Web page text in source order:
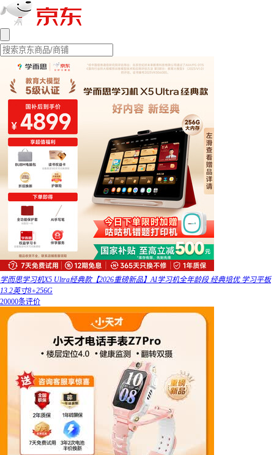
学而思学习机X5 Ultra经典款【2026重磅新品】AI学习机全年龄段 经典培优 学习平板
13.2英寸8+256G
20000条评价